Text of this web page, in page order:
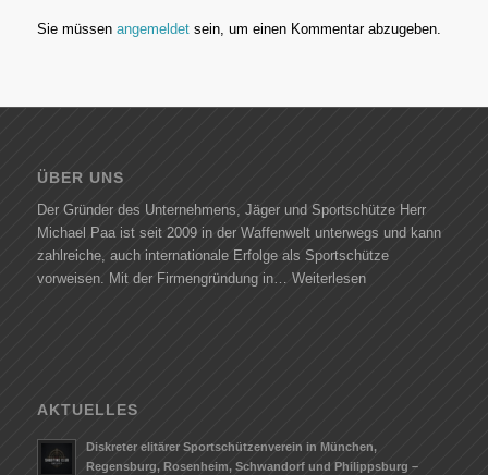
Sie müssen angemeldetsein, um einen Kommentar abzugeben.
ÜBER UNS
Der Gründer des Unternehmens, Jäger und Sportschütze Herr
Michael Paa ist seit 2009 in der Waffenwelt unterwegs und kann
zahlreiche, auch internationale Erfolge als Sportschütze
vorweisen. Mit der Firmengründung in… Weiterlesen
AKTUELLES
Diskreter elitärer Sportschützenverein in München,
Regensburg, Rosenheim, Schwandorf und Philippsburg –